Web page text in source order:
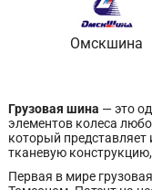
Омскшина
Грузовая шина — это
элементов колеса
который представляет
тканевую
Первая в мире